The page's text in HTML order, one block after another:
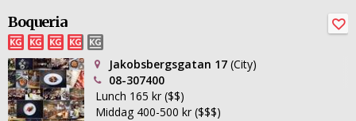
Boqueria
Jakobsbergsgatan 17 (City)
08-307400
Lunch 165 kr ($$)
Middag 400-500 kr ($$$)